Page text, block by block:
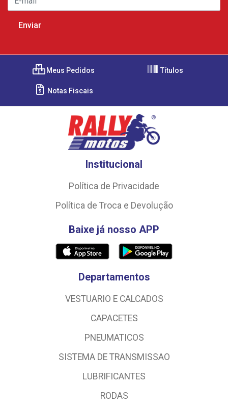
Meus Pedidos Títulos
Notas Fiscais
Institucional
Política de Privacidade
Política de Troca e Devolução
Baixe já nosso APP
Departamentos
VESTUARIO E CALCADOS
CAPACETES
PNEUMATICOS
SISTEMA DE TRANSMISSAO
LUBRIFICANTES
RODAS